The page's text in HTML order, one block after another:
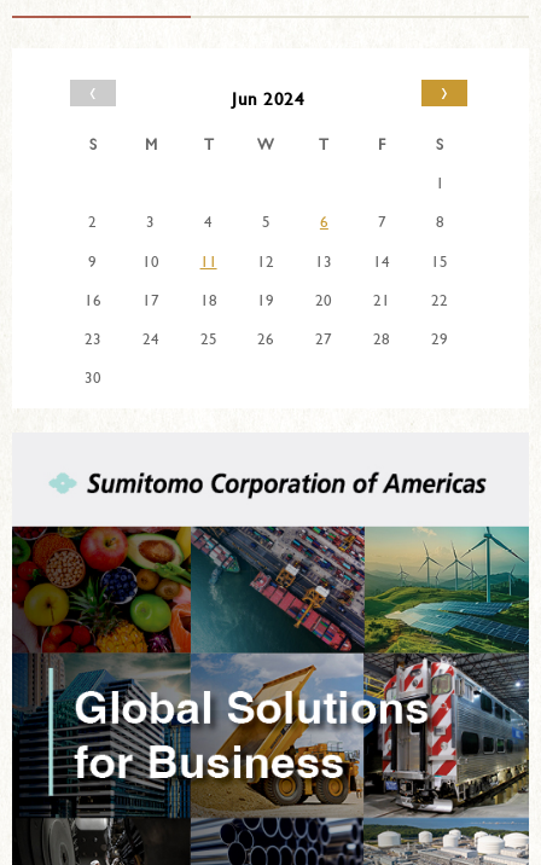
‹ Jun 2024 ›
S M T W T F
S
1
2
3 4 5 6 7
8
9
10 11 12 13 14
15
16
17 18 19 20 21
22
23
24 25 26 27 28
29
30